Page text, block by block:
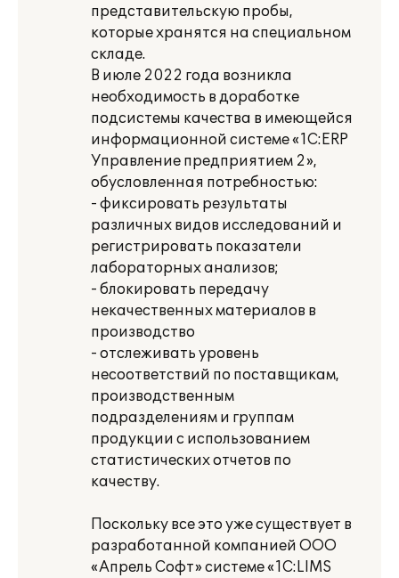
представительскую пробы,
которые хранятся на специальном
складе.
В июле 2022 года возникла
необходимость в доработке
подсистемы качества в имеющейся
информационной системе «1С:ERP
Управление предприятием 2»,
обусловленная потребностью:
- фиксировать результаты
различных видов исследований и
регистрировать показатели
лабораторных анализов;
- блокировать передачу
некачественных материалов в
производство
- отслеживать уровень
несоответствий по поставщикам,
производственным
подразделениям и группам
продукции с использованием
статистических отчетов по
качеству.
Поскольку все это уже существует в
разработанной компанией ООО
«Апрель Софт» системе «1С:LIMS